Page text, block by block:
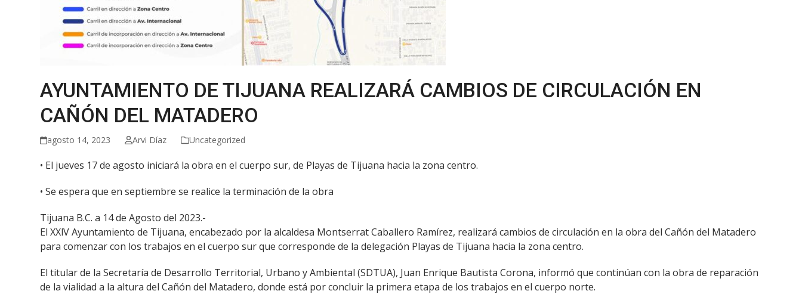
AYUNTAMIENTO DE TIJUANA REALIZARÁ CAMBIOS DE CIRCULACIÓN EN
CAÑÓN DEL MATADERO
agosto 14, 2023 Arvi Díaz Uncategorized
• El jueves 17 de agosto iniciará la obra en el cuerpo sur, de Playas de Tijuana hacia la zona centro.
• Se espera que en septiembre se realice la terminación de la obra
Tijuana B.C. a 14 de Agosto del 2023.-
El XXlV Ayuntamiento de Tijuana, encabezado por la alcaldesa Montserrat Caballero Ramírez, realizará cambios de circulación en la obra del Cañón del Matadero
para comenzar con los trabajos en el cuerpo sur que corresponde de la delegación Playas de Tijuana hacia la zona centro.
El titular de la Secretaría de Desarrollo Territorial, Urbano y Ambiental (SDTUA), Juan Enrique Bautista Corona, informó que continúan con la obra de reparación
de la vialidad a la altura del Cañón del Matadero, donde está por concluir la primera etapa de los trabajos en el cuerpo norte.